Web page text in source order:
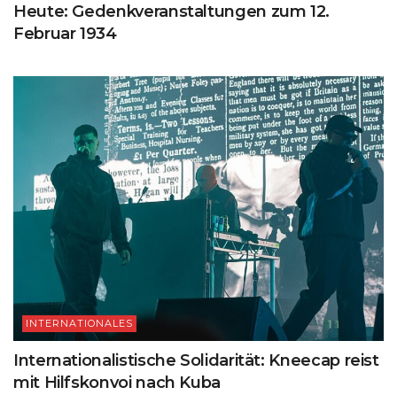
Heute: Gedenkveranstaltungen zum 12.
Februar 1934
INTERNATIONALES
Internationalistische Solidarität: Kneecap reist
mit Hilfskonvoi nach Kuba